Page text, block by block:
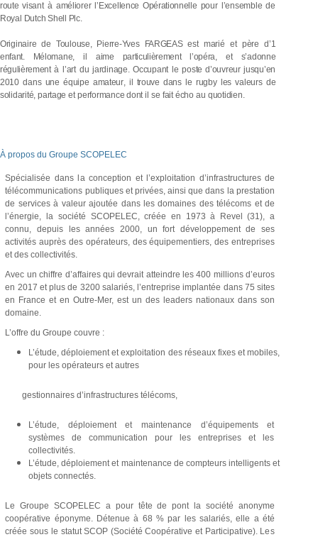
routevisant à améliorer l’ExcellenceOpérationnelle pour l’ensemble de
Royal Dutch Shell Plc.
Originaire de Toulouse, Pierre-Yves FARGEAS est marié et père d’1
enfant.
Mélomane, il aime particulièrement l’opéra,et s’adonne
régulièrementà l’artdujardinage. Occupantleposted’ouvreurjusqu’en
2010dans une équipe amateur, i trouve dans lerugby esval eurs de
solidarité, partage etperformance dontilse fait écho au quotidien.
À propos du Groupe SCOPELEC
Spécialisée dans laconception et l’exploitation d’infrastructures de
télécommunications publiques et privées, ainsi que dans laprestation
de services à valeur ajoutée dans les domaines des télécoms et de
l’énergie,
lasociété SCOPELEC, créée en 1973 à Revel (31), a
connu, depuis les années 2000, un fort développement de ses
activités auprès des opérateurs, des équipementiers, des entreprises
et des collectivités.
Avec un chiffre d’affaires qui devrait atteindre les 400 millions d’euros
en 2017 et plus de 3200 salariés, l’entreprise implantée dans 75 sites
en France et en Outre-Mer, est un des leaders nationaux dans son
domaine.
L’offre du Groupe couvre :
L’étude, déploiement et exploitation des réseaux fixes et mobiles,
pour les opérateurs et autres
gestionnaires d’infrastructures télécoms,
L’étude, déploiement et maintenance d’équipements et
systèmes de communication pour les entreprises et les
collectivités.
L’étude, déploiement et maintenance de compteurs intelligents et
objets connectés.
Le Groupe SCOPELEC a pour tête de pont la société anonyme
coopérative éponyme. Détenue à 68 % par les salariés, elle a été
créée sous le statut SCOP (Société Coopérative et Participative). Les